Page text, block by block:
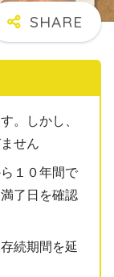
。しかし、
せん
１０年間で
了日を確認
続期間を延